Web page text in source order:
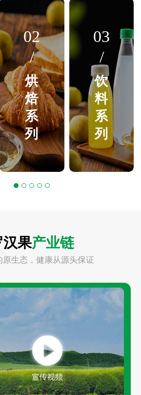
02
/
烘
焙
系
列
03
/
饮
料
系
列
汉果产业链
原生态，健康从源头保证
Video